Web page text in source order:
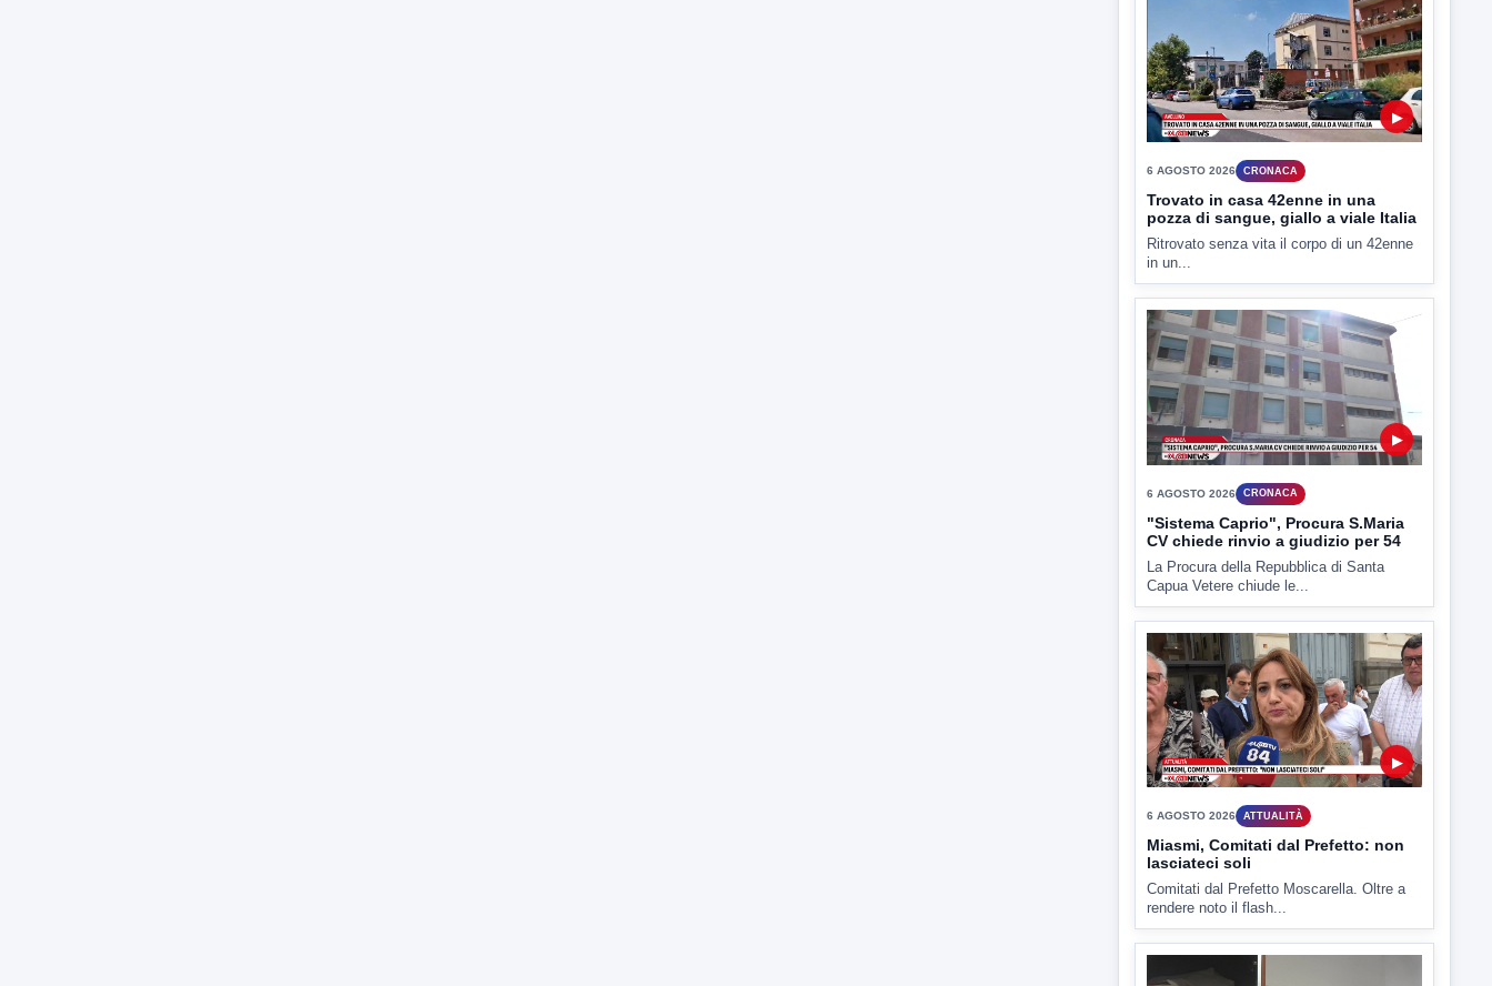
CRONACA
Trovato in casa 42enne in una
pozza di sangue, giallo a viale Italia
Ritrovato senza vita il corpo di un 42enne
in un...
▶
6 AGOSTO 2026 CRONACA
"Sistema Caprio", Procura S.Maria
CV chiede rinvio a giudizio per 54
La Procura della Repubblica di Santa
Capua Vetere chiude le...
▶
6 AGOSTO 2026 ATTUALITÀ
Miasmi, Comitati dal Prefetto: non
lasciateci soli
Comitati dal Prefetto Moscarella. Oltre a
rendere noto il flash...
▶